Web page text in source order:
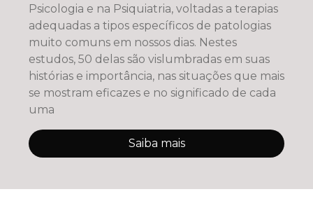
Psicologia e na Psiquiatria, voltadas a terapias
adequadas a tipos específicos de patologias
muito comuns em nossos dias. Nestes
estudos, 50 delas são vislumbradas em suas
histórias e importância, nas situações que mais
se mostram eficazes e no significado de cada
uma
Saiba mais